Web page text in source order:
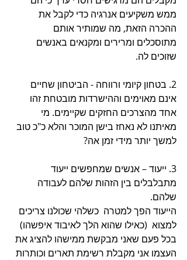
ממש משקיעים אנרגיה כדי לקבל את
ההכרה הזאת, מה שמותיר אותם
מתוסכלים ומרירים ומקנאים באנשים
שזוכים לה.
2. בטחון קיומי ורווחה - הביטחון שחיים
אינם מאוימים וההישרדות מובטחת זהו
אחד מהצרכים החזקים שקיימים. מי
מאיתנו לא נאחז בישן המוכר והלא כ"כ טוב
למשך יותר מידי זמן אה?
3. ייעוד – אנשים שמחפשים ייעוד
מתבלבלים בין הזהות שלהם לעבודה
שלהם.
הייעוד הפך למטרה  כשלהי שכולנו צריכים
למצוא  (כאילו שהוא הלך לאיבוד איפשהו)
בכל פעם שאני מבקשת ממישהו להציג את
העצמו אני מקבלת רשימת תארים וכותרות